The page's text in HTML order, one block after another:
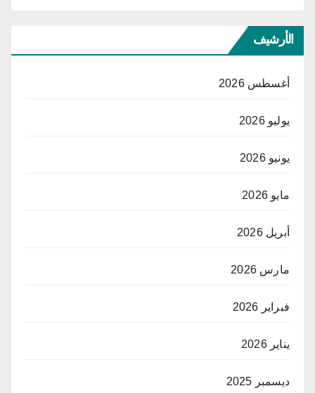
الأرشيف
أغسطس 2026
يوليو 2026
يونيو 2026
مايو 2026
أبريل 2026
مارس 2026
فبراير 2026
يناير 2026
ديسمبر 2025